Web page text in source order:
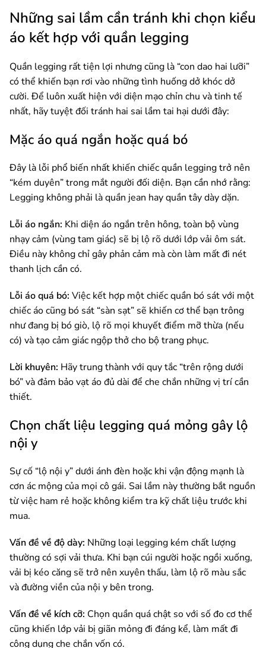
Những sai lầm cần tránh khi chọn kiểu
áo kết hợp với quần legging
Quần legging rất tiện lợi nhưng cũng là “con dao hai lưỡi”
có thể khiến bạn rơi vào những tình huống dở khóc dở
cười. Để luôn xuất hiện với diện mạo chỉn chu và tinh tế
nhất, hãy tuyệt đối tránh hai sai lầm tai hại dưới đây:
Mặc áo quá ngắn hoặc quá bó
Đây là lỗi phổ biến nhất khiến chiếc quần legging trở nên
“kém duyên” trong mắt người đối diện. Bạn cần nhớ rằng:
Legging không phải là quần jean hay quần tây dày dặn.
Lỗi áo ngắn: Khi diện áo ngắn trên hông, toàn bộ vùng
nhạy cảm (vùng tam giác) sẽ bị lộ rõ dưới lớp vải ôm sát.
Điều này không chỉ gây phản cảm mà còn làm mất đi nét
thanh lịch cần có.
Lỗi áo quá bó: Việc kết hợp một chiếc quần bó sát với một
chiếc áo cũng bó sát “sàn sạt” sẽ khiến cơ thể bạn trông
như đang bị bó giò, lộ rõ mọi khuyết điểm mỡ thừa (nếu
có) và tạo cảm giác ngộp thở cho bộ trang phục.
Lời khuyên: Hãy trung thành với quy tắc “trên rộng dưới
bó” và đảm bảo vạt áo đủ dài để che chắn những vị trí cần
thiết.
Chọn chất liệu legging quá mỏng gây lộ
nội y
Sự cố “lộ nội y” dưới ánh đèn hoặc khi vận động mạnh là
cơn ác mộng của mọi cô gái. Sai lầm này thường bắt nguồn
từ việc ham rẻ hoặc không kiểm tra kỹ chất liệu trước khi
mua.
Vấn đề về độ dày: Những loại legging kém chất lượng
thường có sợi vải thưa. Khi bạn cúi người hoặc ngồi xuống,
vải bị kéo căng sẽ trở nên xuyên thấu, làm lộ rõ màu sắc
và đường viền của nội y bên trong.
Vấn đề về kích cỡ: Chọn quần quá chật so với số đo cơ thể
cũng khiến lớp vải bị giãn mỏng đi đáng kể, làm mất đi
công dụng che chắn vốn có.